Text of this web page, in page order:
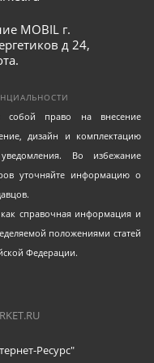
MOBIL г.
д 24,
собой право на внесение
дизайн и комплектацию
Во избежание
уточняйте информацию о
справочная информация и
положениями статей
Федерации.
Ресурс"